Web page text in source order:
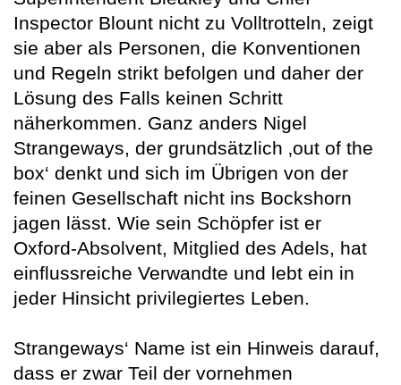
Inspector Blount nicht zu Volltrotteln, zeigt
sie aber als Personen, die Konventionen
und Regeln strikt befolgen und daher der
Lösung des Falls keinen Schritt
näherkommen. Ganz anders Nigel
Strangeways, der grundsätzlich ‚out of the
box‘ denkt und sich im Übrigen von der
feinen Gesellschaft nicht ins Bockshorn
jagen lässt. Wie sein Schöpfer ist er
Oxford-Absolvent, Mitglied des Adels, hat
einflussreiche Verwandte und lebt ein in
jeder Hinsicht privilegiertes Leben.
Strangeways‘ Name ist ein Hinweis darauf,
dass er zwar Teil der vornehmen